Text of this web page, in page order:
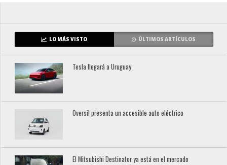
LO MÁS VISTO ÚLTIMOS ARTÍCULOS
Tesla llegará a Uruguay
Oversil presenta un accesible auto eléctrico
El Mitsubishi Destinator ya está en el mercado